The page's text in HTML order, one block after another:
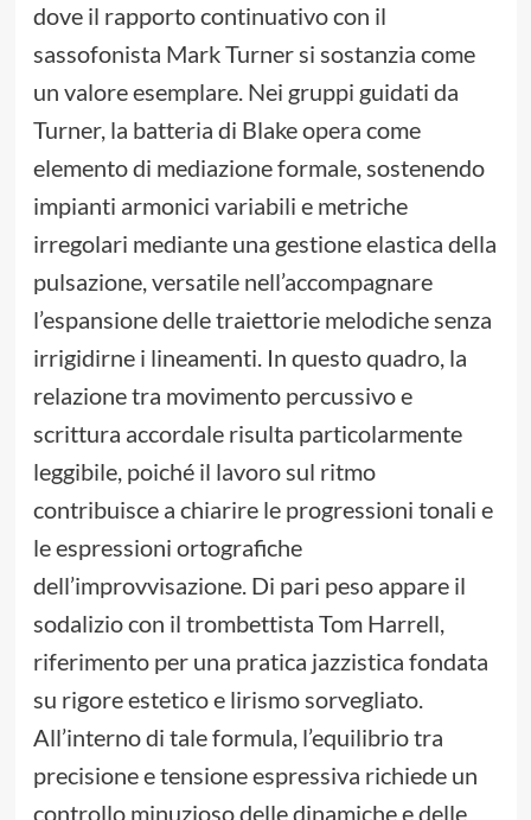
dove il rapporto continuativo con il
sassofonista Mark Turner si sostanzia come
un valore esemplare. Nei gruppi guidati da
Turner, la batteria di Blake opera come
elemento di mediazione formale, sostenendo
impianti armonici variabili e metriche
irregolari mediante una gestione elastica della
pulsazione, versatile nell’accompagnare
l’espansione delle traiettorie melodiche senza
irrigidirne i lineamenti. In questo quadro, la
relazione tra movimento percussivo e
scrittura accordale risulta particolarmente
leggibile, poiché il lavoro sul ritmo
contribuisce a chiarire le progressioni tonali e
le espressioni ortografiche
dell’improvvisazione. Di pari peso appare il
sodalizio con il trombettista Tom Harrell,
riferimento per una pratica jazzistica fondata
su rigore estetico e lirismo sorvegliato.
All’interno di tale formula, l’equilibrio tra
precisione e tensione espressiva richiede un
controllo minuzioso delle dinamiche e delle